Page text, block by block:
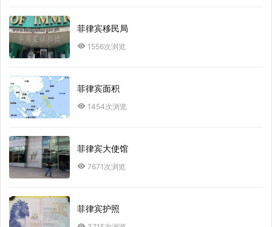
菲律宾移民局
1556次浏览
菲律宾面积
1454次浏览
菲律宾大使馆
7671次浏览
菲律宾护照